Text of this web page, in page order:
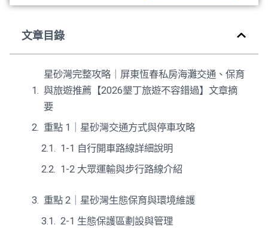
文章目錄
星砂灣完整攻略｜屏東恆春私房海灘交通、保育
與旅遊推薦【2026墾丁旅遊不容錯過】文章摘
要
重點 1｜星砂灣交通方式與停車攻略
1-1 自行開車路線詳細說明
1-2 大眾運輸與步行路線介紹
重點 2｜星砂灣生態保育與環境維護
2-1 生態保護區劃設與管理